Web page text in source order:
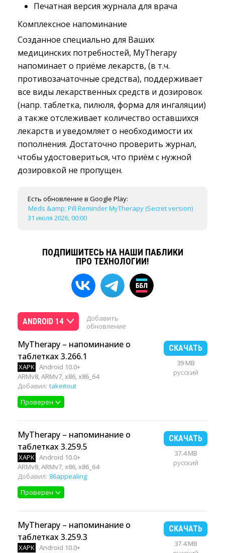
Печатная версия журнала для врача
Комплексное напоминание
Созданное специально для Ваших
медицинских потребностей, MyTherapy
напоминает о приёме лекарств, (в т.ч.
противозачаточные средства), поддерживает
все виды лекарственных средств и дозировок
(напр. таблетка, пилюля, форма для ингаляции)
а также отслеживает количество оставшихся
лекарств и уведомляет о необходимости их
пополнения. Достаточно проверить журнал,
чтобы удостовериться, что приём с нужной
дозировкой не пропущен.
Есть обновление в Google Play:
Meds &amp; Pill Reminder MyTherapy (Secret version)
31 июля 2026, 00:00
ПОДПИШИТЕСЬ НА НАШИ ПАБЛИКИ
ПРО ТЕХНОЛОГИИ!
ANDROID 14
Добавить
обновление
MyTherapy – напоминание о
таблетках 3.266.1
XAPK Android 10.0+
ARMv8, ARMv7, x86, x86_64
Добавил: takeitout
Проверен
СКАЧАТЬ
39 MB
русский
MyTherapy – напоминание о
таблетках 3.259.5
XAPK Android 10.0+
ARMv8, ARMv7, x86, x86_64
Добавил: 86appealing
Проверен
СКАЧАТЬ
37.4 MB
русский
MyTherapy – напоминание о
таблетках 3.259.3
XAPK Android 10.0+
СКАЧАТЬ
37.4 MB